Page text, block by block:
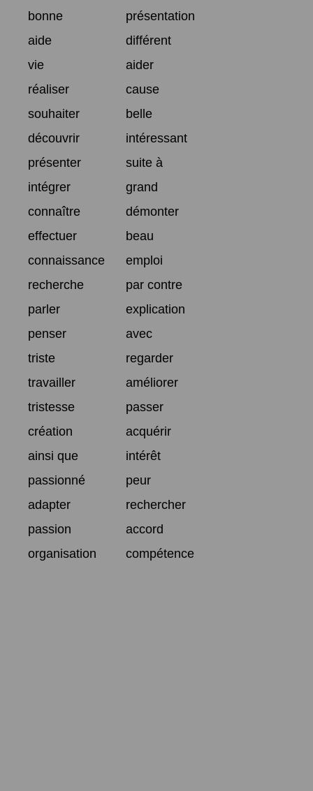
bonne
présentation
aide
différent
vie
aider
réaliser
cause
souhaiter
belle
découvrir
intéressant
présenter
suite à
intégrer
grand
connaître
démonter
effectuer
beau
connaissance
emploi
recherche
par contre
parler
explication
penser
avec
triste
regarder
travailler
améliorer
tristesse
passer
création
acquérir
ainsi que
intérêt
passionné
peur
adapter
rechercher
passion
accord
organisation
compétence